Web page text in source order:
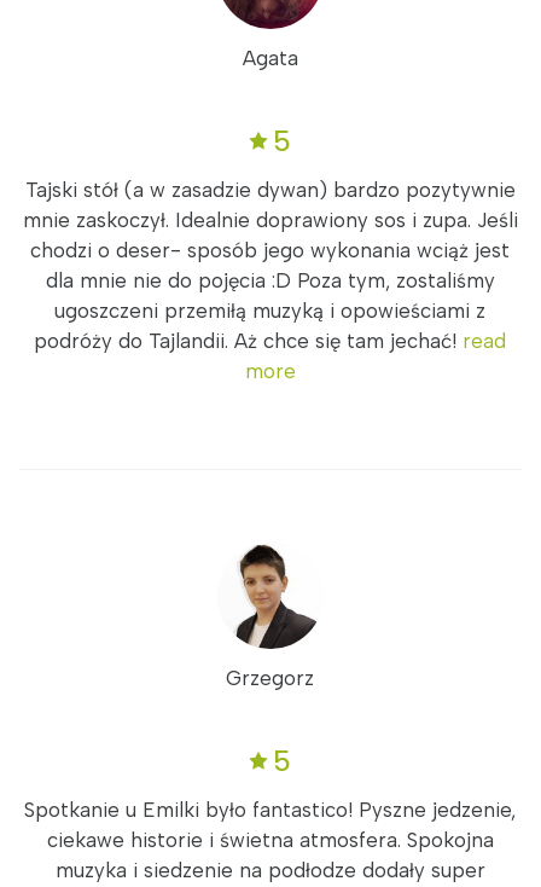
Agata
5
Tajski stół (a w zasadzie dywan) bardzo pozytywnie
mnie zaskoczył. Idealnie doprawiony sos i zupa. Jeśli
chodzi o deser- sposób jego wykonania wciąż jest
dla mnie nie do pojęcia :D Poza tym, zostaliśmy
ugoszczeni przemiłą muzyką i opowieściami z
podróży do Tajlandii. Aż chce się tam jechać! read
more
Grzegorz
5
Spotkanie u Emilki było fantastico! Pyszne jedzenie,
ciekawe historie i świetna atmosfera. Spokojna
muzyka i siedzenie na podłodze dodały super